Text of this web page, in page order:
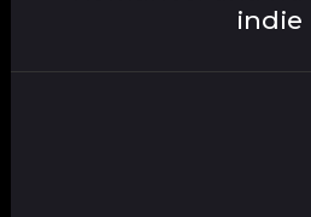
indie